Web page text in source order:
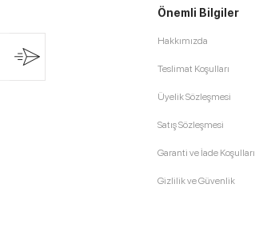
Önemli Bilgiler
Hakkımızda
Teslimat Koşulları
Üyelik Sözleşmesi
Satış Sözleşmesi
Garanti ve İade Koşulları
Gizlilik ve Güvenlik